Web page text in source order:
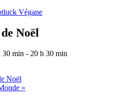
Végane
Noël
30 min - 20 h 30 min
Noël
»